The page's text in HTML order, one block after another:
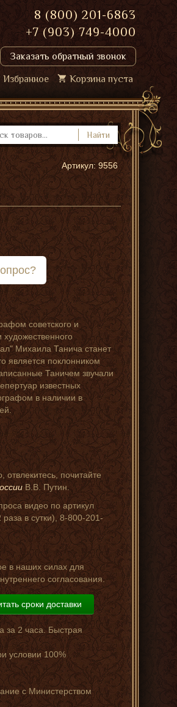
8 (800) 201-6863
+7 (903) 749-4000
Заказать обратный звонок
Избранное Корзина пуста
Найти
Артикул: 9556
советского и
художественного
Михаила Танича станет
является поклонником
Таничем звучали
известных
в наличии в
почитайте
В.В. Путин.
видео по артикул
в сутки), 8-800-201-
в наших силах для
согласования.
сроки доставки
за 2 часа. Быстрая
условии 100%
с Министерством